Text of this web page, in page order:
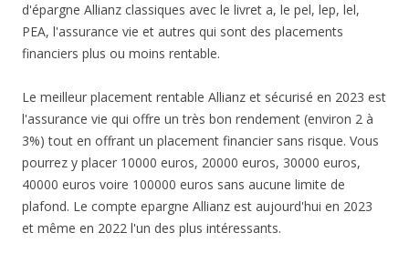
d'épargne Allianz classiques avec le livret a, le pel, lep, lel,
PEA, l'assurance vie et autres qui sont des placements
financiers plus ou moins rentable.
Le meilleur placement rentable Allianz et sécurisé en 2023 est
l'assurance vie qui offre un très bon rendement (environ 2 à
3%) tout en offrant un placement financier sans risque. Vous
pourrez y placer 10000 euros, 20000 euros, 30000 euros,
40000 euros voire 100000 euros sans aucune limite de
plafond. Le compte epargne Allianz est aujourd'hui en 2023
et même en 2022 l'un des plus intéressants.